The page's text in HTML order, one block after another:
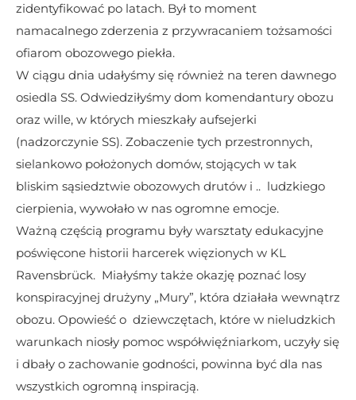
zidentyfikować po latach. Był to moment
namacalnego zderzenia z przywracaniem tożsamości
ofiarom obozowego piekła.
​W ciągu dnia udałyśmy się również na teren dawnego
osiedla SS. Odwiedziłyśmy dom komendantury obozu
oraz wille, w których mieszkały aufsejerki
(nadzorczynie SS). Zobaczenie tych przestronnych,
sielankowo położonych domów, stojących w tak
bliskim sąsiedztwie obozowych drutów i ..  ludzkiego
cierpienia, wywołało w nas ogromne emocje.
Ważną częścią programu były warsztaty edukacyjne
poświęcone historii harcerek więzionych w KL
Ravensbrück.  Miałyśmy także okazję poznać losy
konspiracyjnej drużyny „Mury”, która działała wewnątrz
obozu. Opowieść o  dziewczętach, które w nieludzkich
warunkach niosły pomoc współwięźniarkom, uczyły się
i dbały o zachowanie godności, powinna być dla nas
wszystkich ogromną inspiracją.